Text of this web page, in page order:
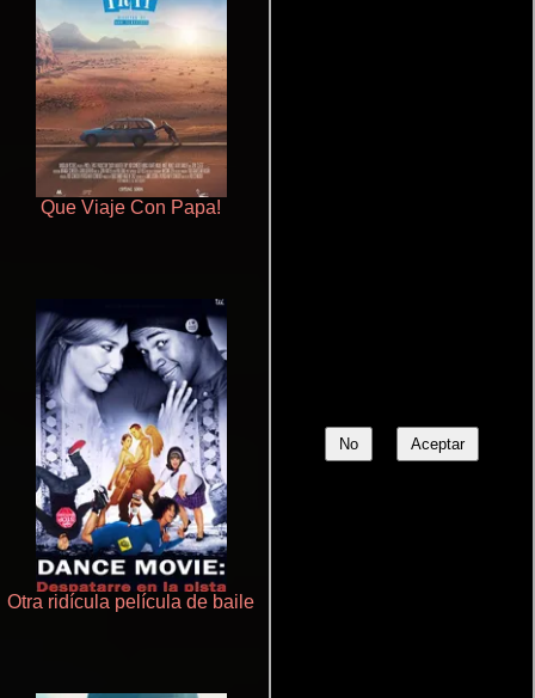
No Aceptar
Que Viaje Con Papa!
Otra ridícula película de baile